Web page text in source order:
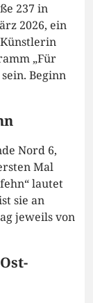
237 in
2026, ein
„Für
Beginn
Nord 6,
Mal
lautet
sie an
jeweils von